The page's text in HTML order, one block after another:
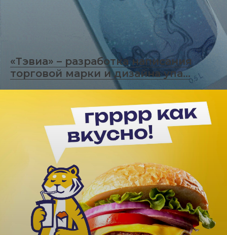
«Тэвиа» – разработка написания
торговой марки и дизайна упа...